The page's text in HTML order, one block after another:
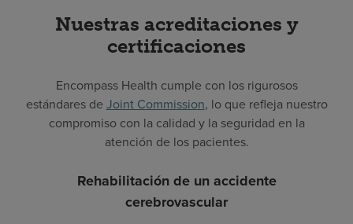
Nuestras acreditaciones y
certificaciones
Encompass Health cumple con los rigurosos
estándares de Joint Commission, lo que refleja nuestro
compromiso con la calidad y la seguridad en la
atención de los pacientes.
Rehabilitación de un accidente
cerebrovascular